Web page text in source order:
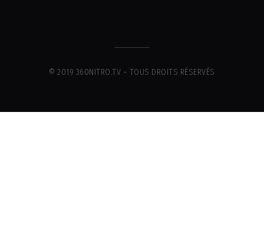
© 2019 360NITRO.TV – TOUS DROITS RÉSERVÉS